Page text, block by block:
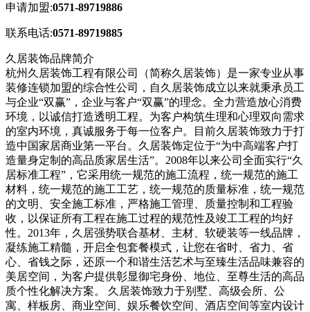
申请加盟:0571-89719886
联系电话:0571-89719885
久居装饰品牌简介
杭州久居装饰工程有限公司（简称久居装饰）是一家专业从事
装修连锁加盟的综合性公司，自久居装饰成立以来就秉承员工
与企业“双赢”，企业与客户“双赢”的理念。全力营造放心消费
环境，以诚信打造透明工程。为客户构筑生理和心理双向需求
的室内环境，真诚服务于每一位客户。目前久居装饰致力于打
造中国家居商业第一平台。久居装饰定位于“为中高端客户打
造量身定制的高品质家居生活”。2008年以来公司全面实行“久
居标准工程”，它采用统一规范的施工流程，统一规范的施工
材料，统一规范的施工工艺，统一规范的质量标准，统一规范
的文明、安全施工标准，严格施工管理、质量控制和工程验
收，以保证所有工程在施工过程的规范性及竣工工程的均好
性。2013年，久居强势联合基材、主材、软硬装等一线品牌，
凝练施工精髓，开启全包套餐模式，让您在省时、省力、省
心、省钱之际，还原一个和谐生活艺术与至臻生活品味兼容的
美居空间，为客户提供彰显御宅身份、地位、至尊生活的高品
质个性化解决方案。 久居装饰致力于别墅、高级会所、公
寓、样板房、商业空间、娱乐餐饮空间、酒店空间等室内设计